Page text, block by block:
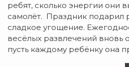
ребят, сколько энергии они
самолёт. Праздник подарил
сладкое угощение.
весёлых развлечений вновь
пусть каждому ребёнку она